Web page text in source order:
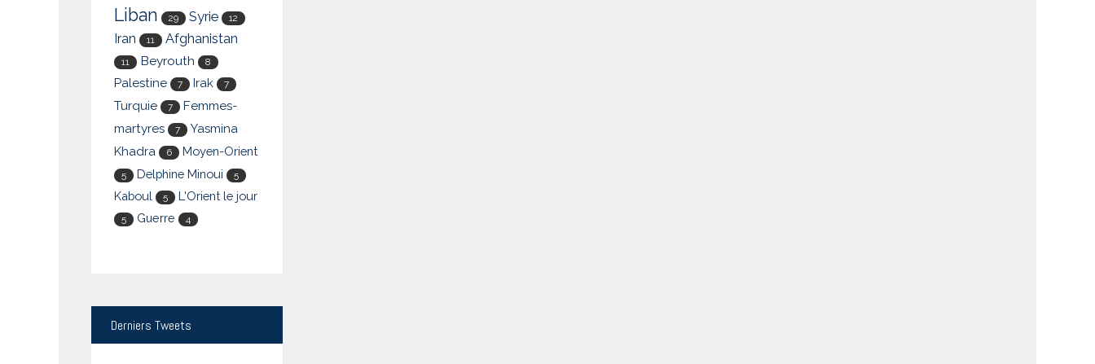
Liban 29 Syrie 12
Iran 11 Afghanistan
11 Beyrouth 8
Palestine 7 Irak 7
Turquie 7
Femmes-
martyres
7
Yasmina
Khadra
6 Moyen-Orient
5 Delphine Minoui 5
Kaboul 5 L'Orient le jour
5 Guerre 4
Derniers Tweets